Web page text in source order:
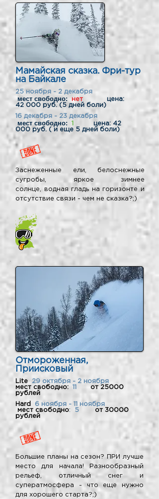
Мамайская сказка. Фри-тур
на Байкале
25 ноября - 2 декабря
мест свободно: нет цена:
42 000 руб. (5 дней боли)
16 декабря - 23 декабря
мест свободно: 1
цена: 42
000 руб. ( и еще 5 дней боли)
Заснеженные ели, белоснежные
сугробы, яркое зимнее
солнце, водная гладь на горизонте и
отсутствие связи - чем не сказка?;)
Отмороженная,
Приисковый
Lite 29 октября - 2 ноября
мест свободно: 11 от 25000
рублей
Hard
6 ноября - 11 ноября
мест свободно: 5
от 30000
рублей
Большие планы на сезон? ПРИ лучше
место для начала! Разнообразный
рельеф, отличный снег и
суператмосфера - что еще нужно
для хорошего старта?;)